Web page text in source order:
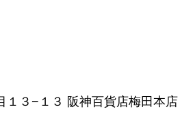
１３−１３ 阪神百貨店梅田本